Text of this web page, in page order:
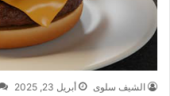
الشيف سلوى أبريل 23, 2025